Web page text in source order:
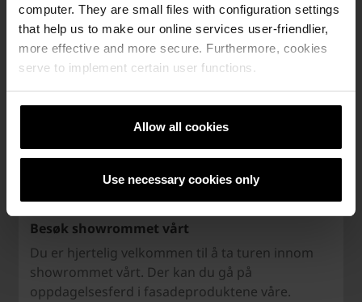
computer. They are small files with configuration settings
that help us to make our online services user-friendlier,
more effective and more secure. Furthermore, cookies
serve to implement certain user functions.
Allow all cookies
Use necessary cookies only
Besøk showrommet vårt
Du er hjertelig velkommen til å ta turen innom
showrommet vårt. Der kan du gå på
oppdagelsesferd i fasadeproduktene våre.